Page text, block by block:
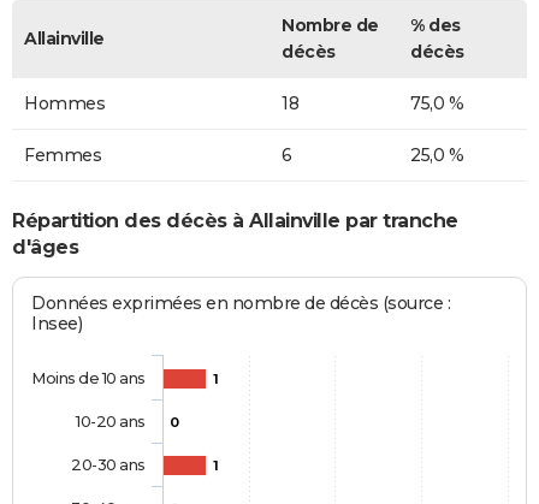
Allainville
Nombre de
décès
% des
décès
Hommes 18 75,0 %
Femmes 6 25,0 %
Répartition des décès à Allainville par tranche
d'âges
Données exprimées en nombre de décès (source :
Insee)
1
0
1
Moins de 10 ans
10-20 ans
20-30 ans